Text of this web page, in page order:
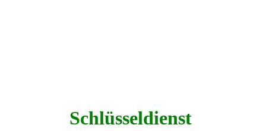
Schlüsseldienst